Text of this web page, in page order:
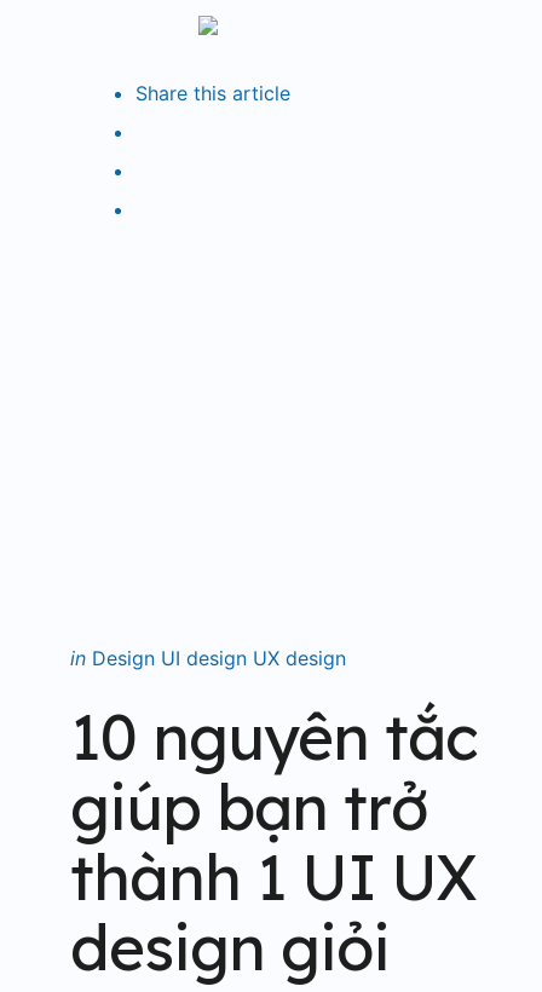
Share this article
Categories
Posted
in Design UI design UX design
10 nguyên tắc
giúp bạn trở
thành 1 UI UX
design giỏi